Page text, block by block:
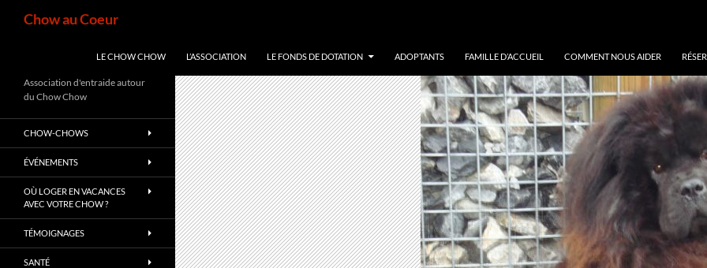
Chow au Coeur
LE CHOW CHOW L’ASSOCIATION LE FONDS DE DOTATION ADOPTANTS FAMILLE D’ACCUEIL COMMENT NOUS AIDER
Association d'entraide autour
du Chow Chow
CHOW-CHOWS
ÉVÉNEMENTS
OÙ LOGER EN VACANCES
AVEC VOTRE CHOW ?
TÉMOIGNAGES
SANTÉ